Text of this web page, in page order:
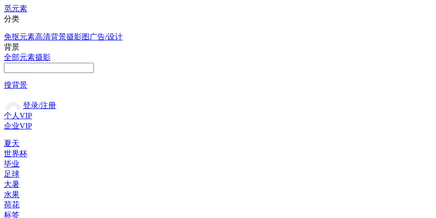
觅元素
分类
免抠元素高清背景摄影图 广告/设计
背景
全部元素摄影
搜背景
登录/注册
个人VIP
企业VIP
夏天
世界杯
毕业
足球
大暑
水果
荷花
标签